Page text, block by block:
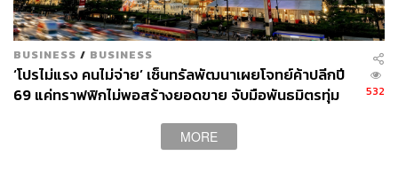
จิรันธนิน กมลเลิศ
Content Creator ประจำ THE STANDARD
WEALTH
BUSINESS / BUSINESS
‘โปรไม่แรง คนไม่จ่าย’ เซ็นทรัลพัฒนาเผยโจทย์ค้าปลีกปี
69 แค่ทราฟฟิกไม่พอสร้างยอดขาย จับมือพันธมิตรทุ่ม
532
MORE